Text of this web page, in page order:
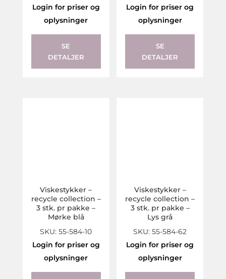
Login for priser og
oplysninger
SE
DETALJER
Login for priser og
oplysninger
SE
DETALJER
Viskestykker –
recycle collection –
3 stk. pr pakke –
Mørke blå
SKU: 55-584-10
Login for priser og
oplysninger
Viskestykker –
recycle collection –
3 stk. pr pakke –
Lys grå
SKU: 55-584-62
Login for priser og
oplysninger